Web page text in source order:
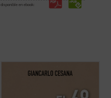
disponible en ebook:
«68 interminable»: a partir de su
acontecimientos de 1968 y la ruptura con
la tradición, considerando también sus